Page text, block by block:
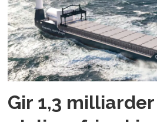
Gir 1,3